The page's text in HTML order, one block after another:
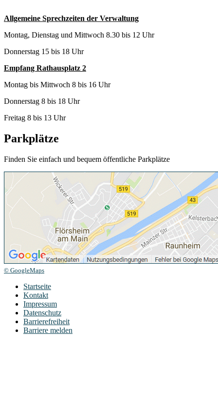
Allgemeine Sprechzeiten der Verwaltung
Montag, Dienstag und Mittwoch 8.30 bis 12 Uhr
Donnerstag 15 bis 18 Uhr
Empfang Rathausplatz 2
Montag bis Mittwoch 8 bis 16 Uhr
Donnerstag 8 bis 18 Uhr
Freitag 8 bis 13 Uhr
Parkplätze
Finden Sie einfach und bequem öffentliche Parkplätze
© GoogleMaps
Startseite
Kontakt
Impressum
Datenschutz
Barrierefreiheit
Barriere melden